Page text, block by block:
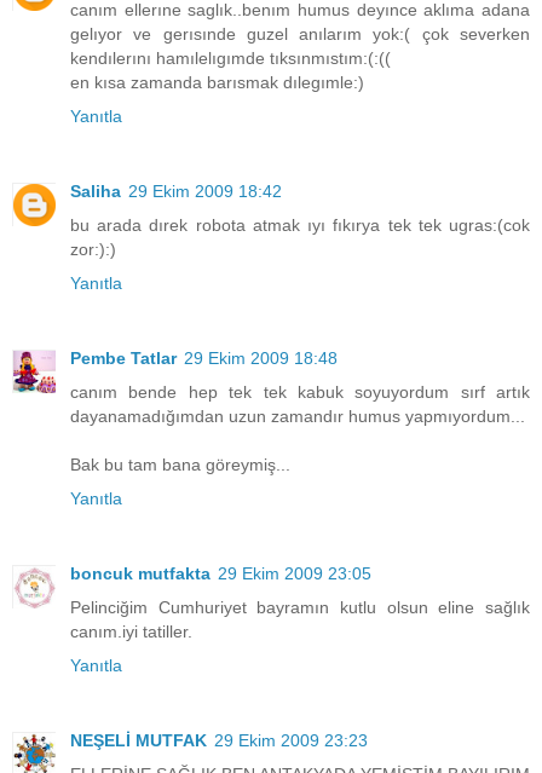
canım ellerıne saglık..benım humus deyınce aklıma adana
gelıyor ve gerısınde guzel anılarım yok:( çok severken
kendılerını hamılelıgımde tıksınmıstım:(:((
en kısa zamanda barısmak dılegımle:)
Yanıtla
Saliha 29 Ekim 2009 18:42
bu arada dırek robota atmak ıyı fıkırya tek tek ugras:(cok
zor:):)
Yanıtla
Pembe Tatlar 29 Ekim 2009 18:48
canım bende hep tek tek kabuk soyuyordum sırf artık
dayanamadığımdan uzun zamandır humus yapmıyordum...
Bak bu tam bana göreymiş...
Yanıtla
boncuk mutfakta 29 Ekim 2009 23:05
Pelinciğim Cumhuriyet bayramın kutlu olsun eline sağlık
canım.iyi tatiller.
Yanıtla
NEŞELİ MUTFAK 29 Ekim 2009 23:23